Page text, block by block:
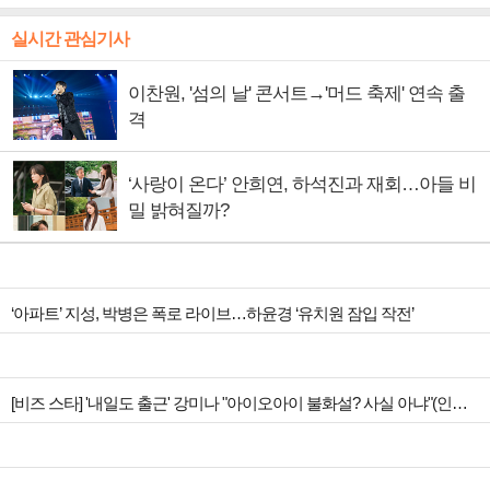
실시간 관심기사
이찬원, '섬의 날' 콘서트→'머드 축제' 연속 출
격
‘사랑이 온다’ 안희연, 하석진과 재회…아들 비
밀 밝혀질까?
‘아파트’ 지성, 박병은 폭로 라이브…하윤경 ‘유치원 잠입 작전’
[비즈 스타] '내일도 출근' 강미나 "아이오아이 불화설? 사실 아냐"(인터뷰)